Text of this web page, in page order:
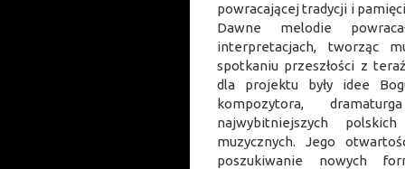
powracającej tradycji i
Dawne melodie
interpretacjach, tworząc
spotkaniu przeszłości z
dla projektu były idee
kompozytora,
najwybitniejszych
muzycznych. Jego
poszukiwanie nowych